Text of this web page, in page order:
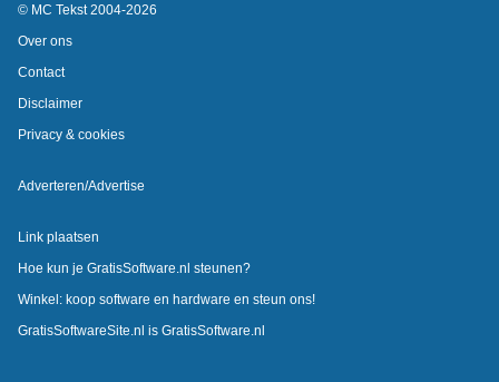
© MC Tekst 2004-2026
Over ons
Contact
Disclaimer
Privacy & cookies
Adverteren/Advertise
Link plaatsen
Hoe kun je GratisSoftware.nl steunen?
Winkel: koop software en hardware en steun ons!
GratisSoftwareSite.nl is GratisSoftware.nl